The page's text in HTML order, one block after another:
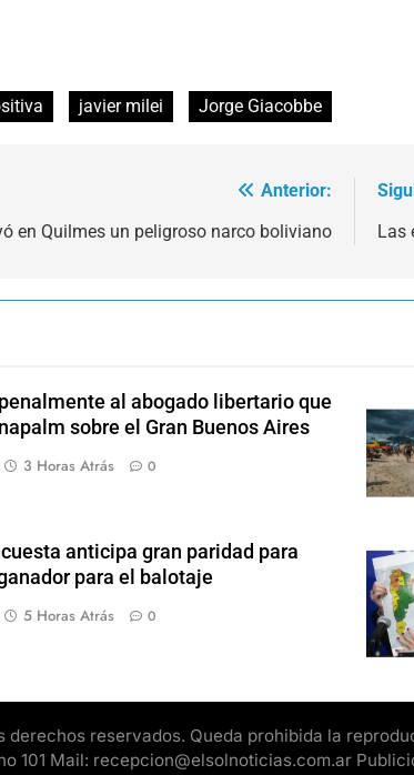
javier milei Jorge Giacobbe
Anterior:
en Quilmes un peligroso narco boliviano
Las
al abogado libertario que
sobre el Gran Buenos Aires
3 Horas Atrás 0
anticipa gran paridad para
para el balotaje
5 Horas Atrás 0
derechos reservados. Queda prohibida la
101 Mail: recepcion@elsolnoticias.com.ar